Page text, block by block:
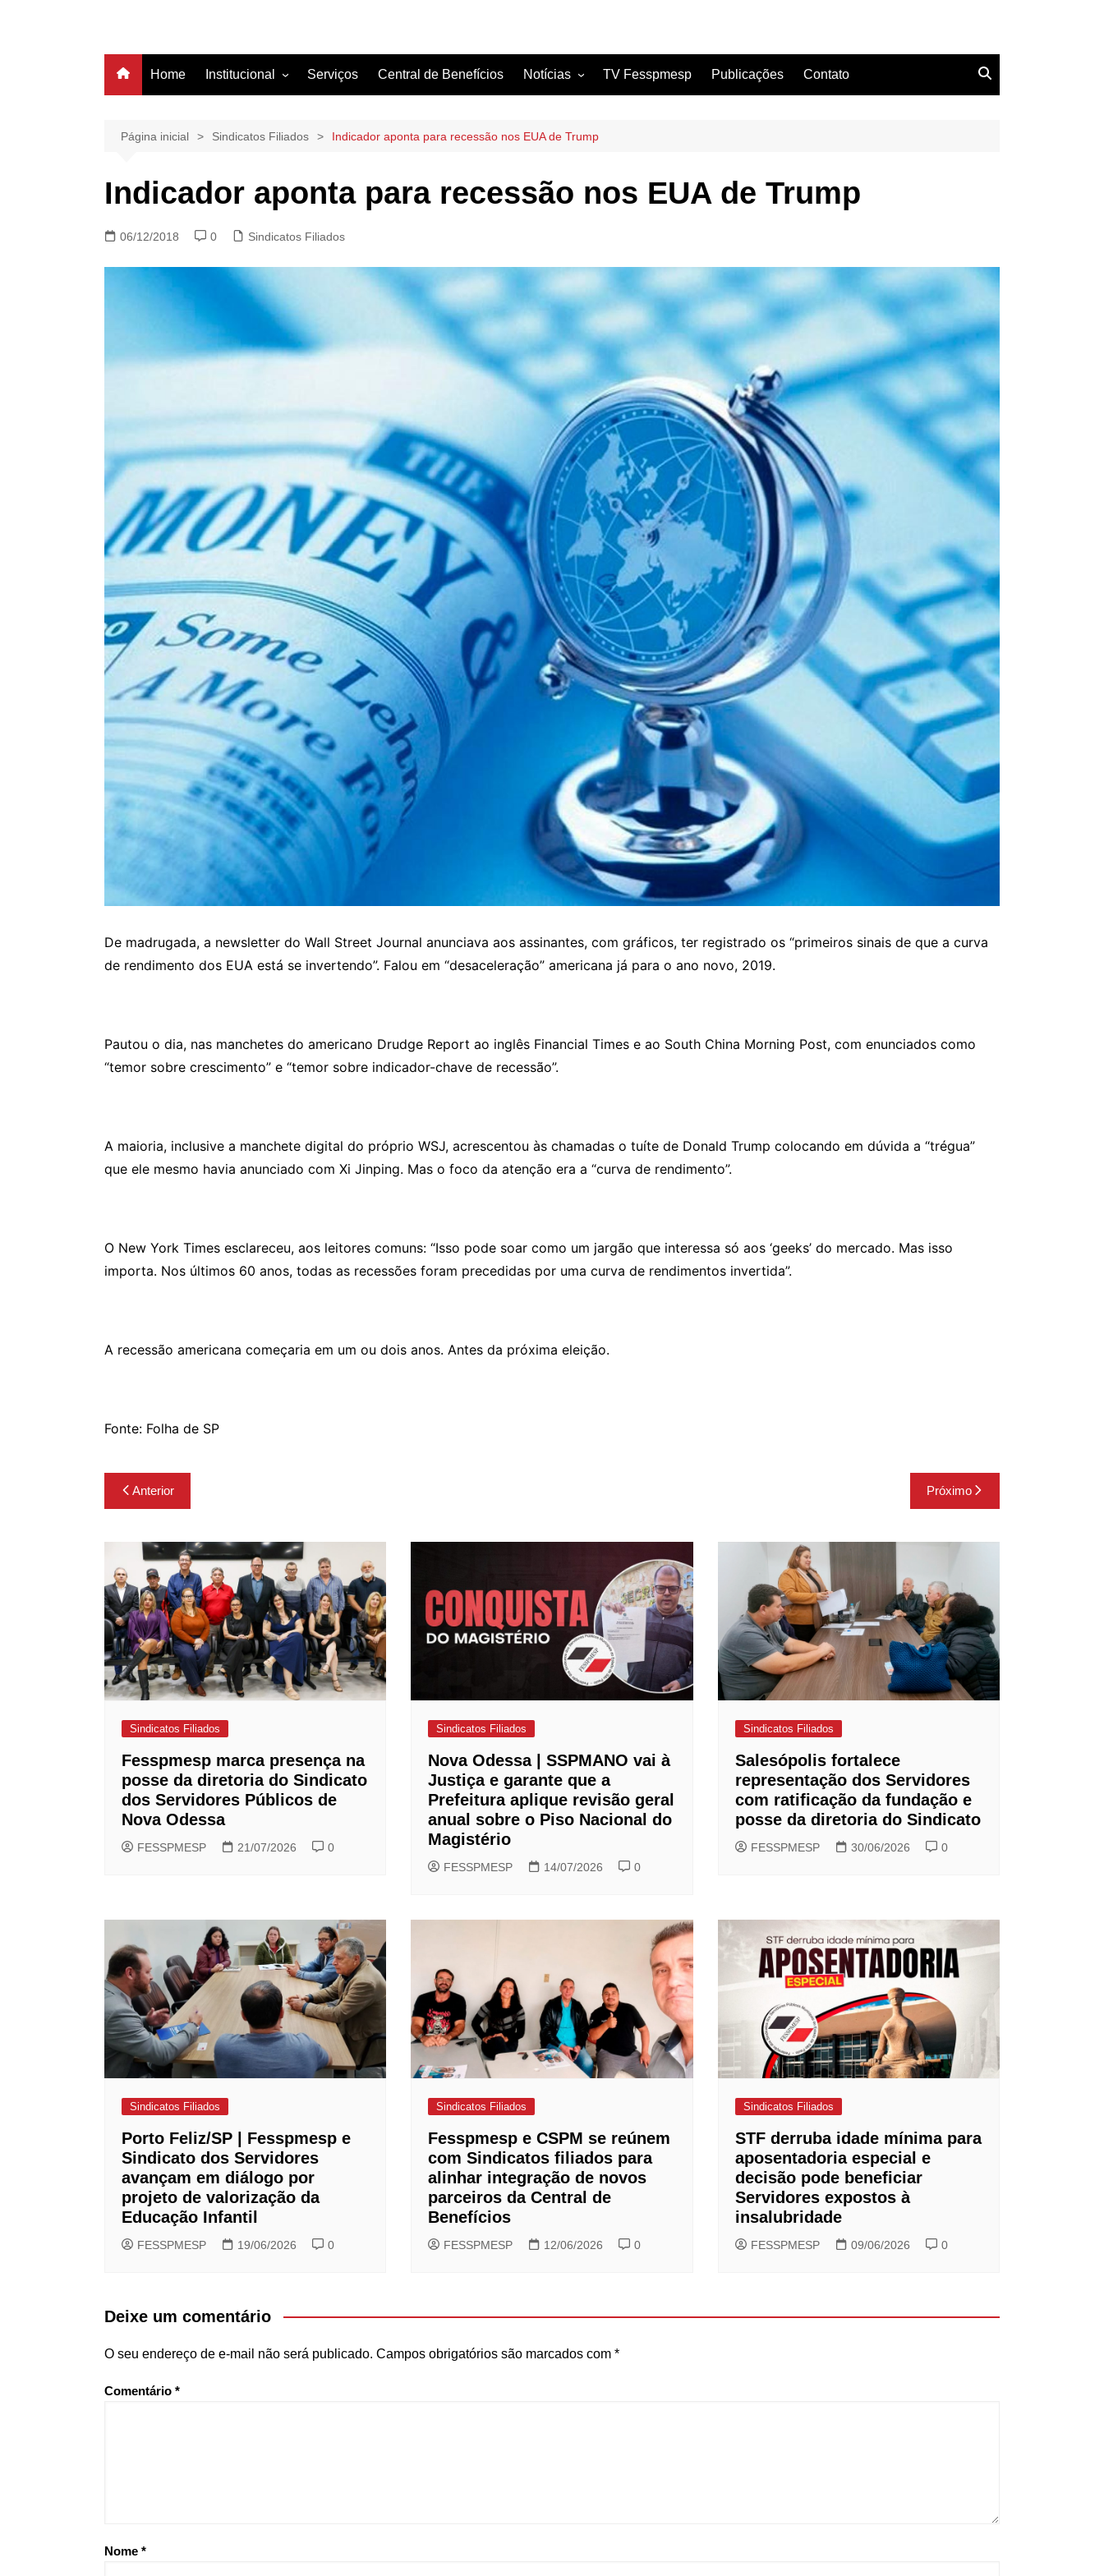
Home Institucional
Estrutura
Diretoria
Serviços Central de Benefícios Notícias
Artigos
TV Fesspmesp Publicações Contato
Página inicial Sindicatos Filiados Indicador aponta para recessão nos EUA de Trump
Indicador aponta para recessão nos EUA de Trump
06/12/2018 0 Sindicatos Filiados
De madrugada, a newsletter do Wall Street Journal anunciava aos assinantes, com gráficos, ter registrado os “primeiros sinais de que a curva
de rendimento dos EUA está se invertendo”. Falou em “desaceleração” americana já para o ano novo, 2019.
Pautou o dia, nas manchetes do americano Drudge Report ao inglês Financial Times e ao South China Morning Post, com enunciados como
“temor sobre crescimento” e “temor sobre indicador-chave de recessão”.
A maioria, inclusive a manchete digital do próprio WSJ, acrescentou às chamadas o tuíte de Donald Trump colocando em dúvida a “trégua”
que ele mesmo havia anunciado com Xi Jinping. Mas o foco da atenção era a “curva de rendimento”.
O New York Times esclareceu, aos leitores comuns: “Isso pode soar como um jargão que interessa só aos ‘geeks’ do mercado. Mas isso
importa. Nos últimos 60 anos, todas as recessões foram precedidas por uma curva de rendimentos invertida”.
A recessão americana começaria em um ou dois anos. Antes da próxima eleição.
Fonte: Folha de SP
Navegação
de
Post
Anterior Próximo
Sindicatos Filiados
Fesspmesp marca presença na
posse da diretoria do Sindicato
dos Servidores Públicos de
Nova Odessa
FESSPMESP 21/07/2026 0
Sindicatos Filiados
Nova Odessa | SSPMANO vai à
Justiça e garante que a
Prefeitura aplique revisão geral
anual sobre o Piso Nacional do
Magistério
FESSPMESP 14/07/2026 0
Sindicatos Filiados
Salesópolis fortalece
representação dos Servidores
com ratificação da fundação e
posse da diretoria do Sindicato
FESSPMESP 30/06/2026 0
Sindicatos Filiados
Porto Feliz/SP | Fesspmesp e
Sindicato dos Servidores
avançam em diálogo por
projeto de valorização da
Educação Infantil
FESSPMESP 19/06/2026 0
Sindicatos Filiados
Fesspmesp e CSPM se reúnem
com Sindicatos filiados para
alinhar integração de novos
parceiros da Central de
Benefícios
FESSPMESP 12/06/2026 0
Sindicatos Filiados
STF derruba idade mínima para
aposentadoria especial e
decisão pode beneficiar
Servidores expostos à
insalubridade
FESSPMESP 09/06/2026 0
Deixe um comentário
O seu endereço de e-mail não será publicado. Campos obrigatórios são marcados com *
Comentário *
Nome *